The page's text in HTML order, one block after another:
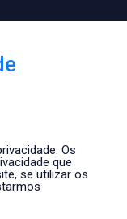
Os
que
se utilizar os